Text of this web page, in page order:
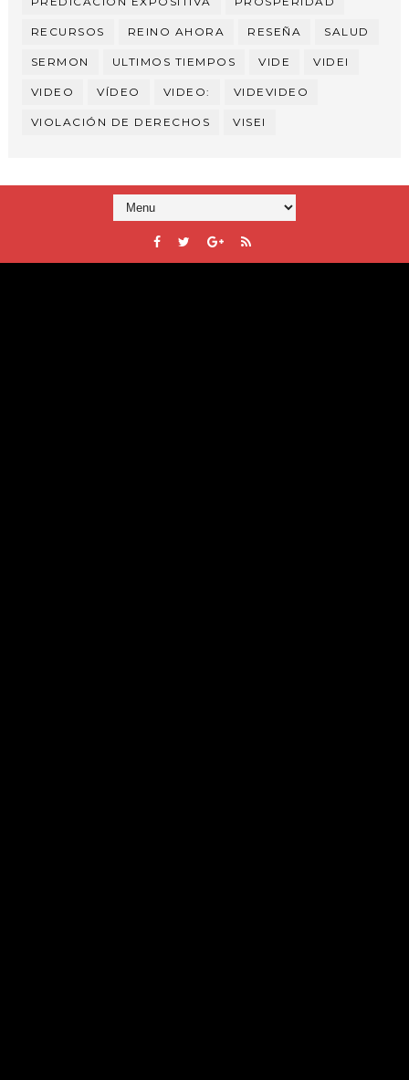
RECURSOS REINO AHORA RESEÑA SALUD
SERMON ULTIMOS TIEMPOS VIDE VIDEI
VIDEO VÍDEO VIDEO: VIDEVIDEO
VIOLACIÓN DE DERECHOS VISEI